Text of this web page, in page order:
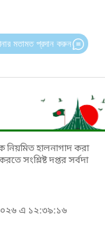
মতামত প্রদান করুন
নিয়মিত হালনাগাদ করা
সংশ্লিষ্ট দপ্তর সর্বদা
২০২৬ এ ১২:৩৯:১৬